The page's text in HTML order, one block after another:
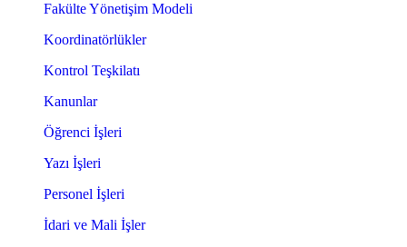
Fakülte Yönetişim Modeli
Koordinatörlükler
Kontrol Teşkilatı
Kanunlar
Öğrenci İşleri
Yazı İşleri
Personel İşleri
İdari ve Mali İşler